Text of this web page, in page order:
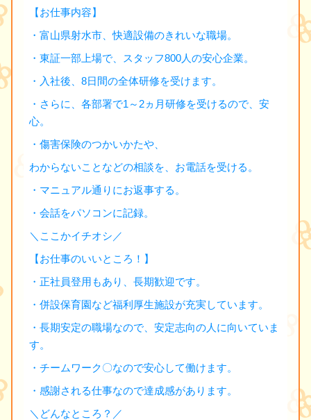
【お仕事内容】
・富山県射水市、快適設備のきれいな職場。
・東証一部上場で、スタッフ800人の安心企業。
・入社後、8日間の全体研修を受けます。
・さらに、各部署で1～2ヵ月研修を受けるので、安
心。
・傷害保険のつかいかたや、
わからないことなどの相談を、お電話を受ける。
・マニュアル通りにお返事する。
・会話をパソコンに記録。
＼ここかイチオシ／
【お仕事のいいところ！】
・正社員登用もあり、長期歓迎です。
・併設保育園など福利厚生施設が充実しています。
・長期安定の職場なので、安定志向の人に向いていま
す。
・チームワーク〇なので安心して働けます。
・感謝される仕事なので達成感があります。
＼どんなところ？／